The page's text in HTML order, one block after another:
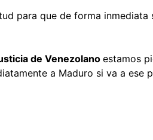
que de forma inmediata
de Venezolanoestamos
a Maduro si va a ese